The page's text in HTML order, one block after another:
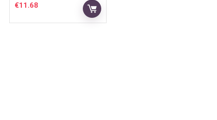
€11.68